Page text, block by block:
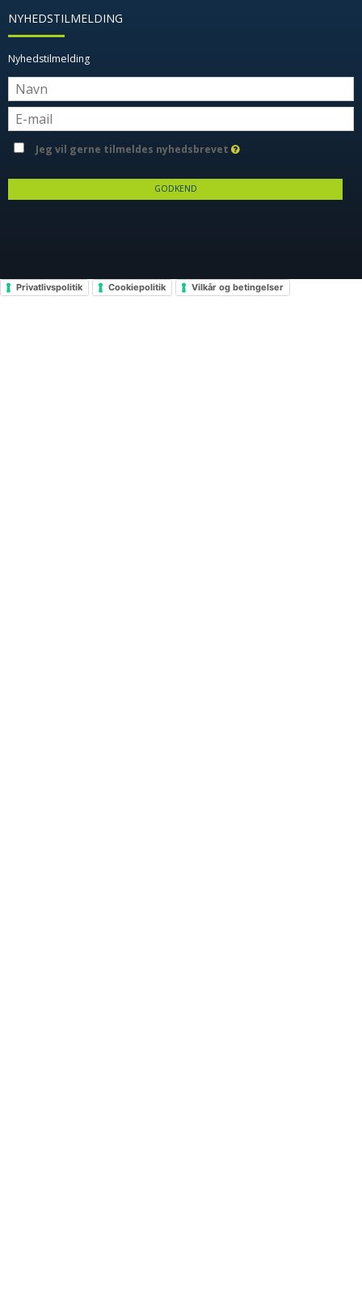
NYHEDSTILMELDING
Nyhedstilmelding
Jeg vil gerne tilmeldes nyhedsbrevet
GODKEND
Privatlivspolitik Cookiepolitik Vilkår og betingelser